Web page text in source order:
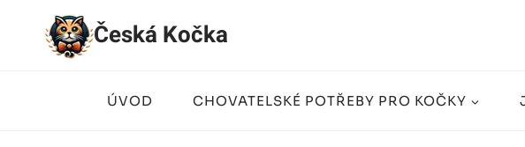
Přeskočit
Česká Kočka
ÚVOD CHOVATELSKÉ POTŘEBY PRO KOČKY